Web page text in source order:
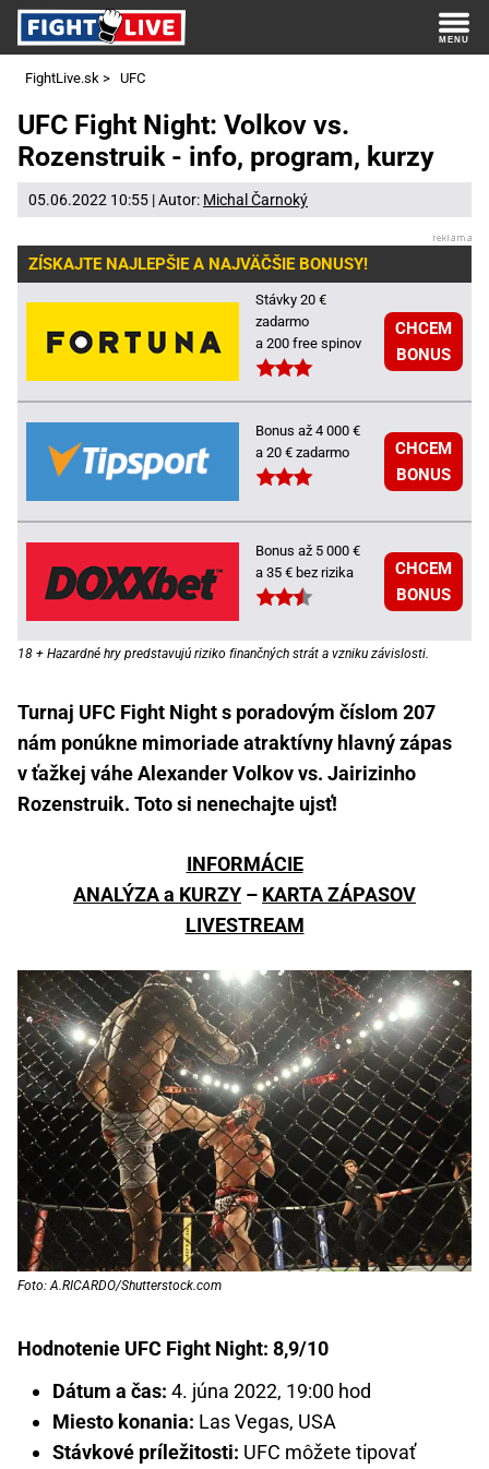
FightLive.sk > UFC
UFC Fight Night: Volkov vs.
Rozenstruik - info, program, kurzy
05.06.2022 10:55 | Autor: Michal Čarnoký
ZÍSKAJTE NAJLEPŠIE A NAJVÄČŠIE BONUSY!
Stávky 20 €
zadarmo
a 200 free spinov
CHCEM
BONUS
Bonus až 4 000 €
a 20 € zadarmo
CHCEM
BONUS
Bonus až 5 000 €
a 35 € bez rizika
CHCEM
BONUS
18 + Hazardné hry predstavujú riziko finančných strát a vzniku závislosti.
Turnaj UFC Fight Night s poradovým číslom 207
nám ponúkne mimoriade atraktívny hlavný zápas
v ťažkej váhe Alexander Volkov vs. Jairizinho
Rozenstruik. Toto si nenechajte ujsť!
INFORMÁCIE
ANALÝZA a KURZY – KARTA ZÁPASOV
LIVESTREAM
Foto: A.RICARDO/Shutterstock.com
Hodnotenie UFC Fight Night: 8,9/10
Dátum a čas: 4. júna 2022, 19:00 hod
Miesto konania: Las Vegas, USA
Stávkové príležitosti: UFC môžete tipovať